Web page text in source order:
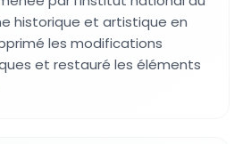
historique et artistique en
les modifications
et restauré les éléments